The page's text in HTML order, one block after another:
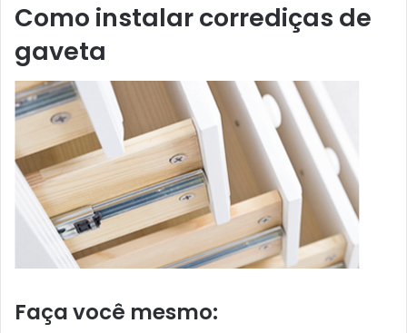
Como instalar corrediças de
gaveta
Faça você mesmo: